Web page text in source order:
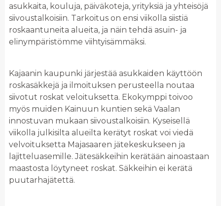
asukkaita, kouluja, päiväkoteja, yrityksiä ja yhteisöjä
siivoustalkoisiin. Tarkoitus on ensi viikolla siistiä
roskaantuneita alueita, ja näin tehdä asuin- ja
elinympäristömme viihtyisämmäksi.
Kajaanin kaupunki järjestää asukkaiden käyttöön
roskasäkkejä ja ilmoituksen perusteella noutaa
siivotut roskat veloituksetta. Ekokymppi toivoo
myös muiden Kainuun kuntien sekä Vaalan
innostuvan mukaan siivoustalkoisiin. Kyseisellä
viikolla julkisilta alueilta kerätyt roskat voi viedä
velvoituksetta Majasaaren jätekeskukseen ja
lajitteluasemille. Jätesäkkeihin kerätään ainoastaan
maastosta löytyneet roskat. Säkkeihin ei kerätä
puutarhajätettä.